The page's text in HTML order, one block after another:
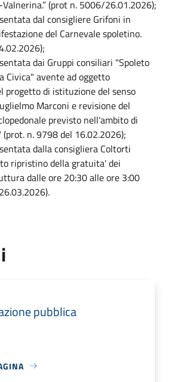
(prot n. 5006/26.01.2026);
dal consigliere Grifoni in
del Carnevale spoletino.
dai Gruppi consiliari "Spoleto
Civica" avente ad oggetto
progetto di istituzione del senso
Marconi e revisione del
previsto nell'ambito di
(prot. n. 9798 del 16.02.2026);
dalla consigliera Coltorti
ripristino della gratuita' dei
dalle ore 20:30 alle ore 3:00
pubblica